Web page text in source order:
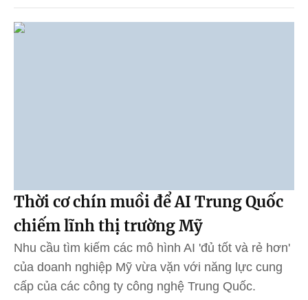
Thời cơ chín muồi để AI Trung Quốc
chiếm lĩnh thị trường Mỹ
Nhu cầu tìm kiếm các mô hình AI 'đủ tốt và rẻ hơn'
của doanh nghiệp Mỹ vừa vặn với năng lực cung
cấp của các công ty công nghệ Trung Quốc.